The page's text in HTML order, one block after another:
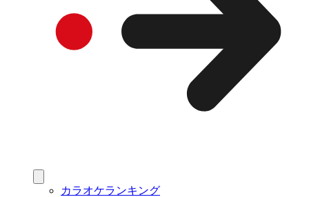
カラオケランキング